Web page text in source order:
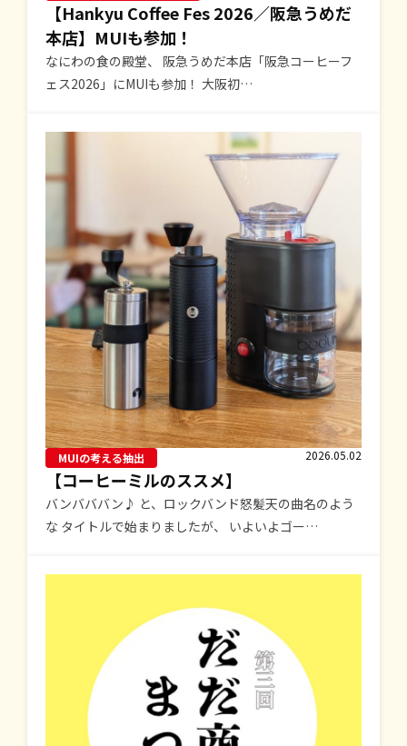
【Hankyu Coffee Fes 2026／阪急うめだ
本店】MUIも参加！
なにわの食の殿堂、 阪急うめだ本店「阪急コーヒーフ
ェス2026」にMUIも参加！ 大阪初…
MUIの考える抽出 2026.05.02
【コーヒーミルのススメ】
バンバババン♪ と、ロックバンド怒髪天の曲名のよう
な タイトルで始まりましたが、 いよいよゴー…